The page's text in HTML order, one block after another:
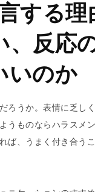
する
、反応
いのか
ろうか。表情に乏し
うものならハラスメ
、うまく付き合う